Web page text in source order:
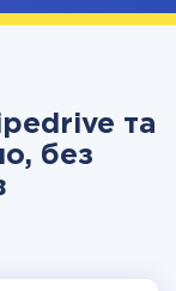
та
без